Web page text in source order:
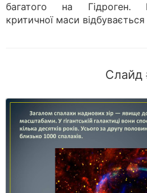
багатого на Гідроген.
критичної маси
Слайд